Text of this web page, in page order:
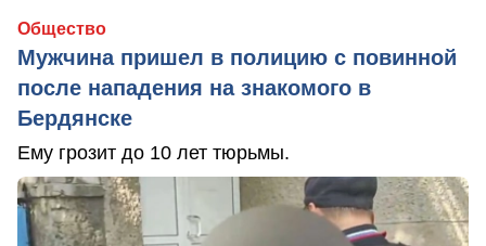
Общество
Мужчина пришел в полицию с повинной
после нападения на знакомого в
Бердянске
Ему грозит до 10 лет тюрьмы.